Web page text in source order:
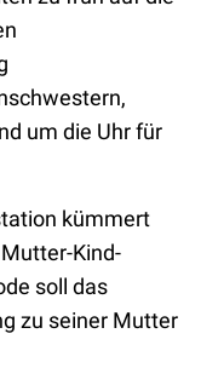
um die Uhr für
kümmert
Kind-
soll das
zu seiner Mutter